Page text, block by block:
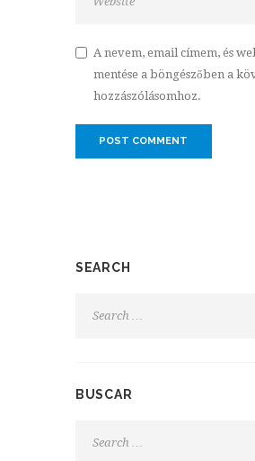
A nevem, email címem, és
mentése a böngészőben a
hozzászólásomhoz.
SEARCH
BUSCAR